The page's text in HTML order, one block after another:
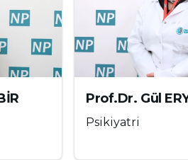
Prof.Dr. Gül
Psikiyatri